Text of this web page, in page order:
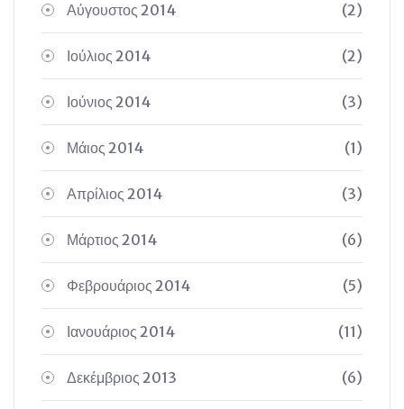
Αύγουστος 2014 (2)
Ιούλιος 2014 (2)
Ιούνιος 2014 (3)
Μάιος 2014 (1)
Απρίλιος 2014 (3)
Μάρτιος 2014 (6)
Φεβρουάριος 2014 (5)
Ιανουάριος 2014 (11)
Δεκέμβριος 2013 (6)